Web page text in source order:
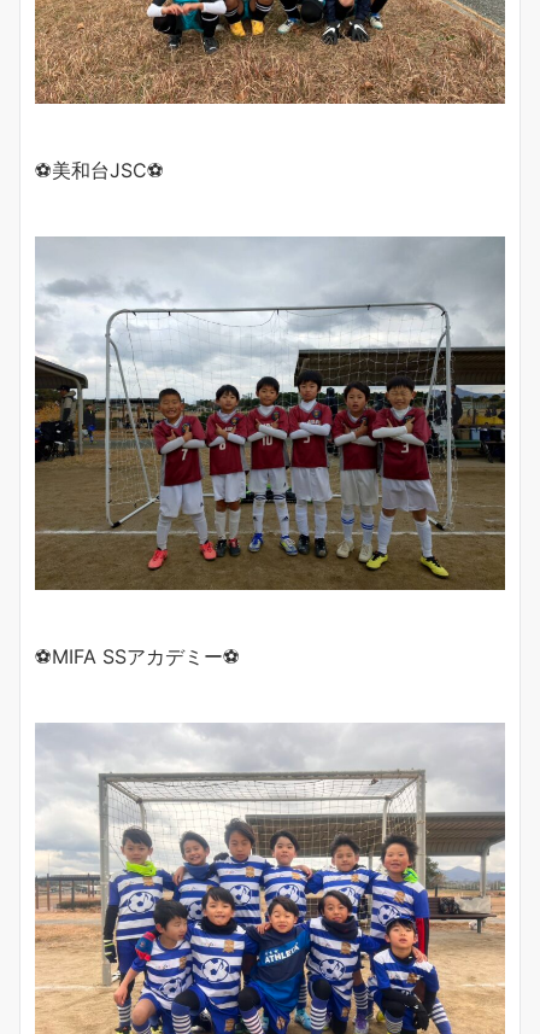
⚽️美和台JSC⚽️
⚽️MIFA SSアカデミー⚽️